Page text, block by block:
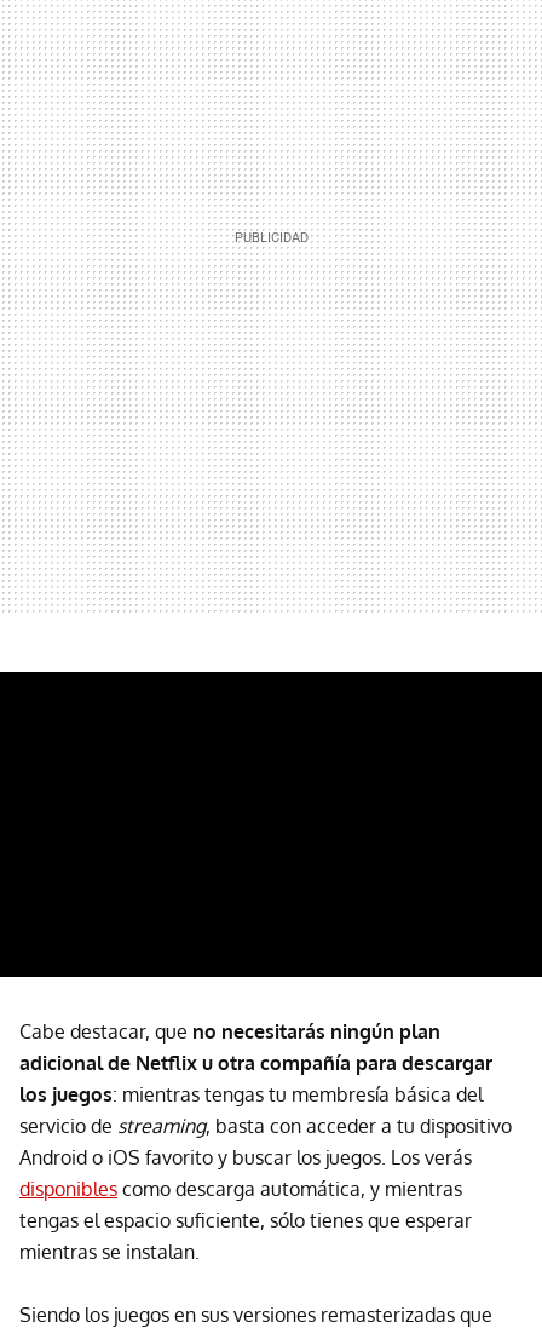
Cabe destacar, que no necesitarás ningún plan
adicional de Netflix u otra compañía para descargar
los juegos: mientras tengas tu membresía básica del
servicio de streaming, basta con acceder a tu dispositivo
Android o iOS favorito y buscar los juegos. Los verás
disponibles como descarga automática, y mientras
tengas el espacio suficiente, sólo tienes que esperar
mientras se instalan.
Siendo los juegos en sus versiones remasterizadas que